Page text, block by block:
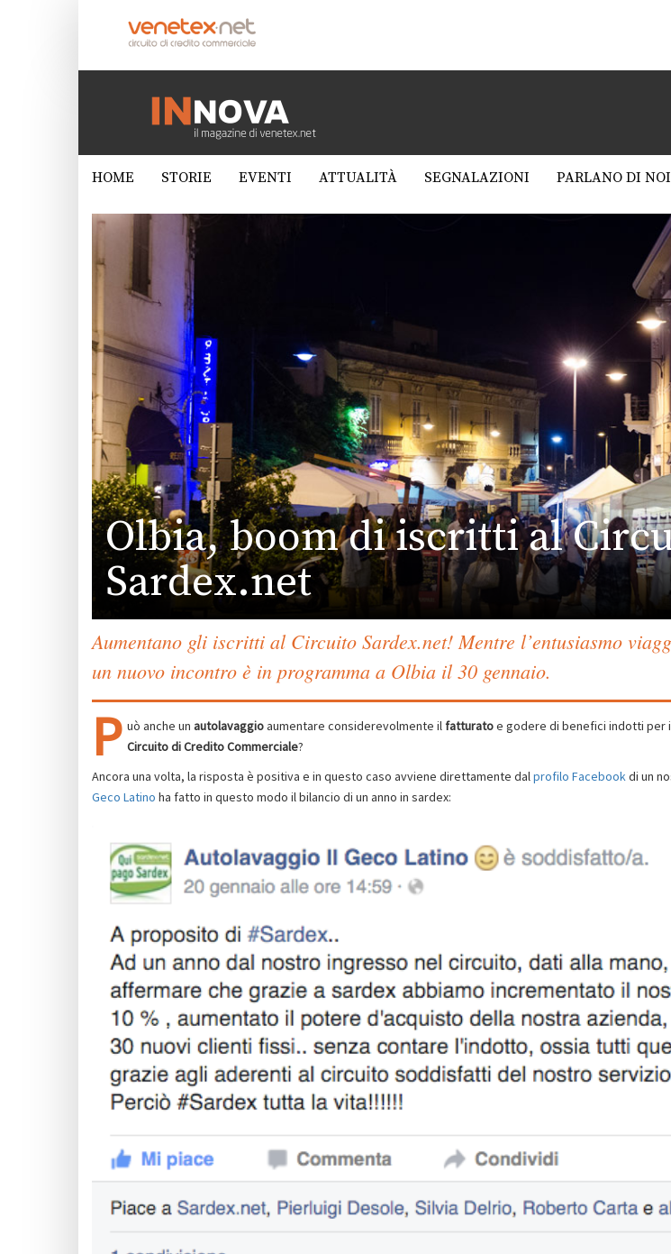
HOME STORIE EVENTI ATTUALITÀ SEGNALAZIONI PARLANO DI NOI
Olbia, boom di iscritti al
Sardex.net
Aumentano gli iscritti al Circuito Sardex.net! Mentre l’entusiasmo
un nuovo incontro è in programma a Olbia il 30 gennaio.
P uò anche un autolavaggioaumentare considerevolmente il fatturatoe godere di benefici indotti per
Circuito di Credito Commerciale?
Ancora una volta, la risposta è positiva e in questo caso avviene direttamente dalprofilo Facebookdi un
Geco Latino ha fatto in questo modo il bilancio di un anno in sardex: